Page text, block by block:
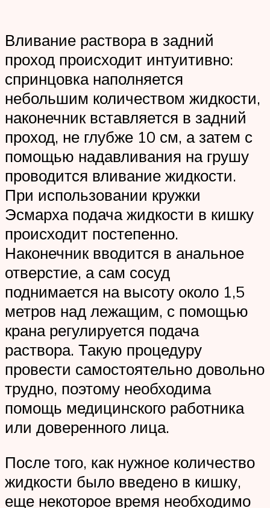
Вливание раствора в задний
проход происходит интуитивно:
спринцовка наполняется
небольшим количеством жидкости,
наконечник вставляется в задний
проход, не глубже 10 см, а затем с
помощью надавливания на грушу
проводится вливание жидкости.
При использовании кружки
Эсмарха подача жидкости в кишку
происходит постепенно.
Наконечник вводится в анальное
отверстие, а сам сосуд
поднимается на высоту около 1,5
метров над лежащим, с помощью
крана регулируется подача
раствора. Такую процедуру
провести самостоятельно довольно
трудно, поэтому необходима
помощь медицинского работника
или доверенного лица.
После того, как нужное количество
жидкости было введено в кишку,
еще некоторое время необходимо